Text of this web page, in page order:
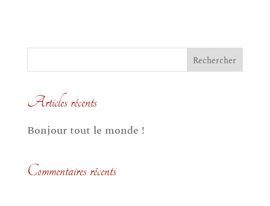
Articles récents
Bonjour tout le monde !
Commentaires récents